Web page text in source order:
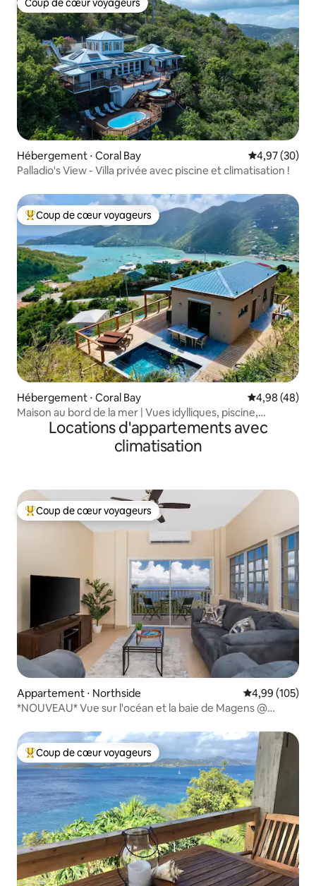
Coup de cœur voyageurs
Coup de cœur voyageurs
Hébergement ⋅ Coral Bay Évaluation
4,97 (30)
Palladio's View - Villa privée avec piscine et climatisation !
Coups de cœur voyageurs les plus appréciés
Coup de cœur voyageurs
Hébergement ⋅ Coral Bay Évaluation
4,98 (48)
Maison au bord de la mer | Vues idylliques, piscine,
climatisation
Locations d'appartements avec
climatisation
Coups de cœur voyageurs les plus appréciés
Coup de cœur voyageurs
Appartement ⋅ Northside Évaluation
4,99 (105)
*NOUVEAU* Vue sur l'océan et la baie de Magens @
Coups de cœur voyageurs les plus appréciés
Coup de cœur voyageurs